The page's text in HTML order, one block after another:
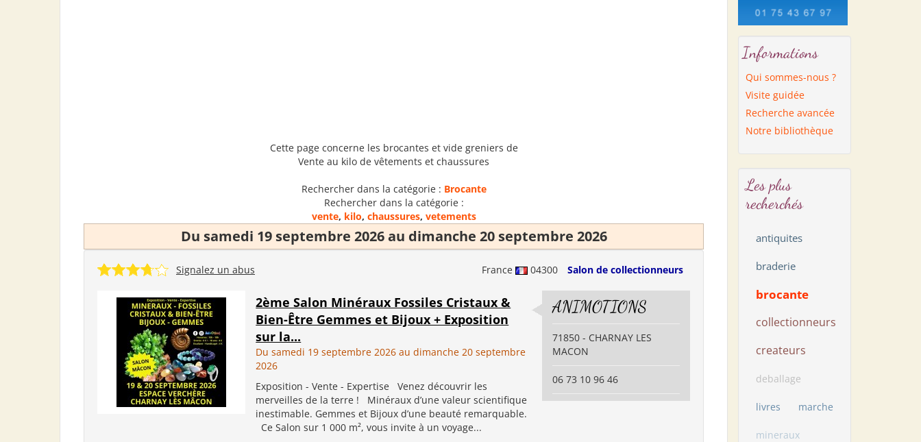
Cette page concerne les brocantes et vide greniers de
Vente au kilo de vêtements et chaussures
Rechercher dans la catégorie : Brocante
Rechercher dans la catégorie :
vente, kilo, chaussures, vetements
Du samedi 19 septembre 2026 au dimanche 20 septembre 2026
France 04300 Salon de collectionneurs
Signalez un abus
2ème Salon Minéraux Fossiles Cristaux &
Bien-Être Gemmes et Bijoux + Exposition
sur la...
Du samedi 19 septembre 2026 au dimanche 20 septembre
2026
Exposition - Vente - Expertise Venez découvrir les
merveilles de la terre ! Minéraux d’une valeur scientifique
inestimable. Gemmes et Bijoux d’une beauté remarquable.
Ce Salon sur 1 000 m², vous invite à un voyage...
ANIMOTIONS
71850 - CHARNAY LES
MACON
06 73 10 96 46
Informations
Qui sommes-nous ?
Visite guidée
Recherche avancée
Notre bibliothèque
Les plus
recherchés
antiquites
braderie
brocante
collectionneurs
createurs
deballage
livres marche
mineraux